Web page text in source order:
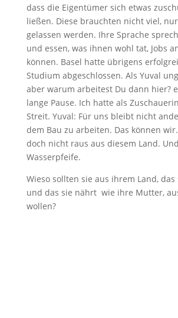
dass die Eigentümer sich etwas
ließen. Diese brauchten nicht viel,
gelassen werden. Ihre Sprache
und essen, was ihnen wohl tat, Jobs
können. Basel hatte übrigens
Studium abgeschlossen. Als Yuval
aber warum arbeitest Du dann hier?
lange Pause. Ich hatte als
Streit. Yuval: Für uns bleibt nicht
dem Bau zu arbeiten. Das können
doch nicht raus aus diesem Land.
Wasserpfeife.
Wieso sollten sie aus ihrem Land, das
und das sie nährt wie ihre Mutter,
wollen?